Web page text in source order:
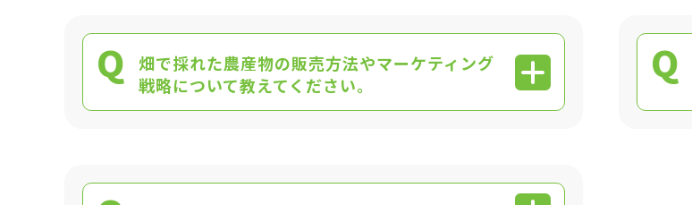
Q
畑で採れた農産物の販売方法やマーケティング
戦略について教えてください。
Q